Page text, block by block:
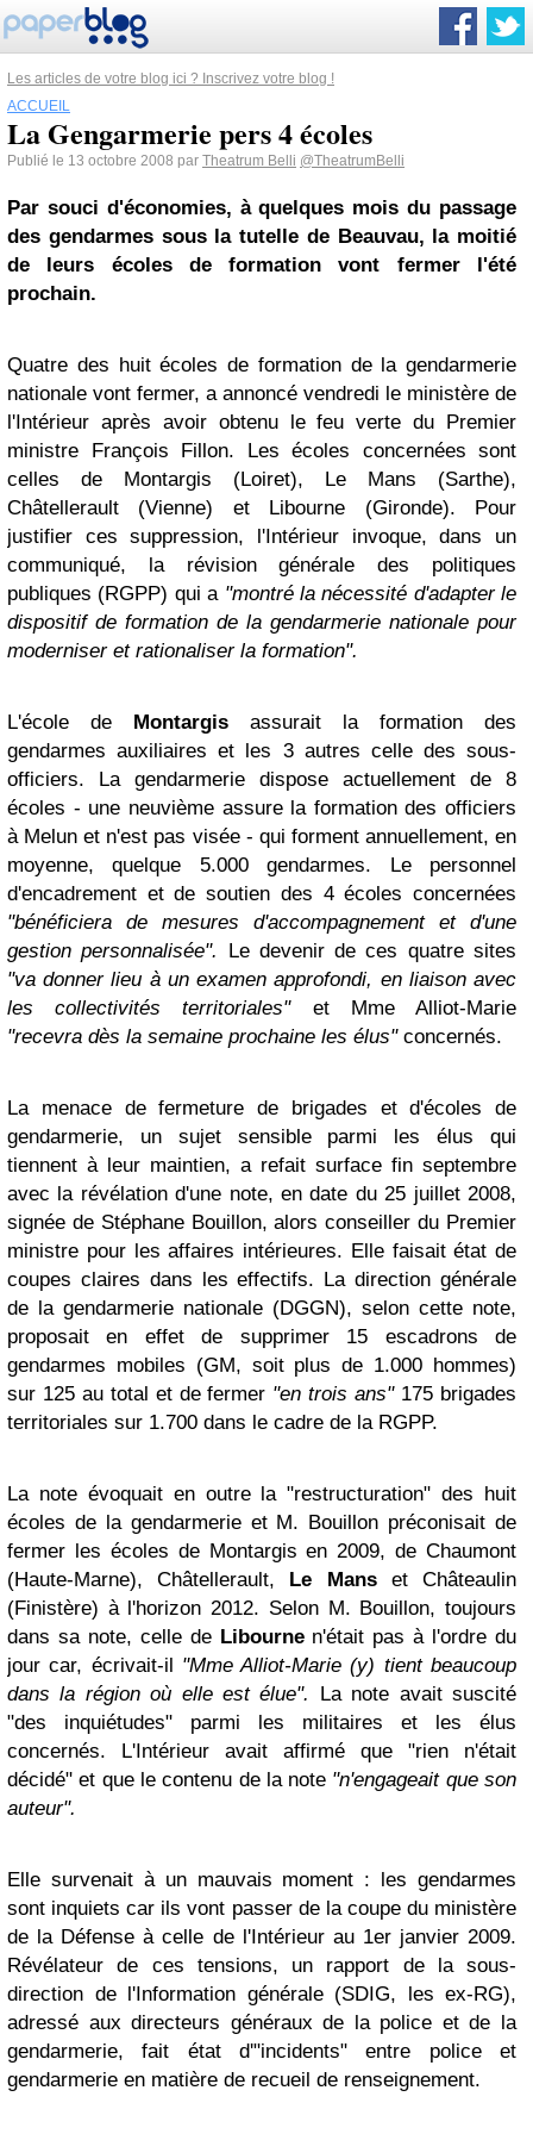
Les articles de votre blog ici ? Inscrivez votre blog !
ACCUEIL
La Gengarmerie pers 4 écoles
Publié le 13 octobre 2008 par Theatrum Belli @TheatrumBelli
Par souci d'économies, à quelques mois du passage
des gendarmes sous la tutelle de Beauvau, la moitié
de leurs écoles de formation vont fermer l'été
prochain.
Quatre des huit écoles de formation de la gendarmerie
nationale vont fermer, a annoncé vendredi le ministère de
l'Intérieur après avoir obtenu le feu verte du Premier
ministre François Fillon. Les écoles concernées sont
celles de Montargis (Loiret), Le Mans (Sarthe),
Châtellerault (Vienne) et Libourne (Gironde). Pour
justifier ces suppression, l'Intérieur invoque, dans un
communiqué, la révision générale des politiques
publiques (RGPP) qui a "montré la nécessité d'adapter le
dispositif de formation de la gendarmerie nationale pour
moderniser et rationaliser la formation".
L'école de Montargis assurait la formation des
gendarmes auxiliaires et les 3 autres celle des sous-
officiers. La gendarmerie dispose actuellement de 8
écoles - une neuvième assure la formation des officiers
à Melun et n'est pas visée - qui forment annuellement, en
moyenne, quelque 5.000 gendarmes. Le personnel
d'encadrement et de soutien des 4 écoles concernées
"bénéficiera de mesures d'accompagnement et d'une
gestion personnalisée".
Le devenir de ces quatre sites
"va donner lieu à un examen approfondi, en liaison avec
les collectivités territoriales"et Mme Alliot-Marie
"recevra dès la semaine prochaine les élus"concernés.
La menace de fermeture de brigades et d'écoles de
gendarmerie, un sujet sensible parmi les élus qui
tiennent à leur maintien, a refait surface fin septembre
avec la révélation d'une note, en date du 25 juillet 2008,
signée de Stéphane Bouillon, alors conseiller du Premier
ministre pour les affaires intérieures. Elle faisait état de
coupes claires dans les effectifs. La direction générale
de la gendarmerie nationale (DGGN), selon cette note,
proposait en effet de supprimer 15 escadrons de
gendarmes mobiles (GM, soit plus de 1.000 hommes)
sur 125 au total et de fermer "en trois ans"175 brigades
territoriales sur 1.700 dans le cadre de la RGPP.
La note évoquait en outre la "restructuration" des huit
écoles de la gendarmerie et M. Bouillon préconisait de
fermer les écoles de Montargis en 2009, de Chaumont
(Haute-Marne), Châtellerault, Le Manset Châteaulin
(Finistère) à l'horizon 2012. Selon M. Bouillon, toujours
dans sa note, celle de Libournen'était pas à l'ordre du
jour car, écrivait-il "Mme Alliot-Marie (y) tient beaucoup
dans la région où elle est élue".
La note avait suscité
"des inquiétudes" parmi les militaires et les élus
concernés. L'Intérieur avait affirmé que "rien n'était
décidé" et que le contenu de la note "n'engageait que son
auteur".
Elle survenait à un mauvais moment : les gendarmes
sont inquiets car ils vont passer de la coupe du ministère
de la Défense à celle de l'Intérieur au 1er janvier 2009.
Révélateur de ces tensions, un rapport de la sous-
direction de l'Information générale (SDIG, les ex-RG),
adressé aux directeurs généraux de la police et de la
gendarmerie, fait état d'"incidents" entre police et
gendarmerie en matière de recueil de renseignement.